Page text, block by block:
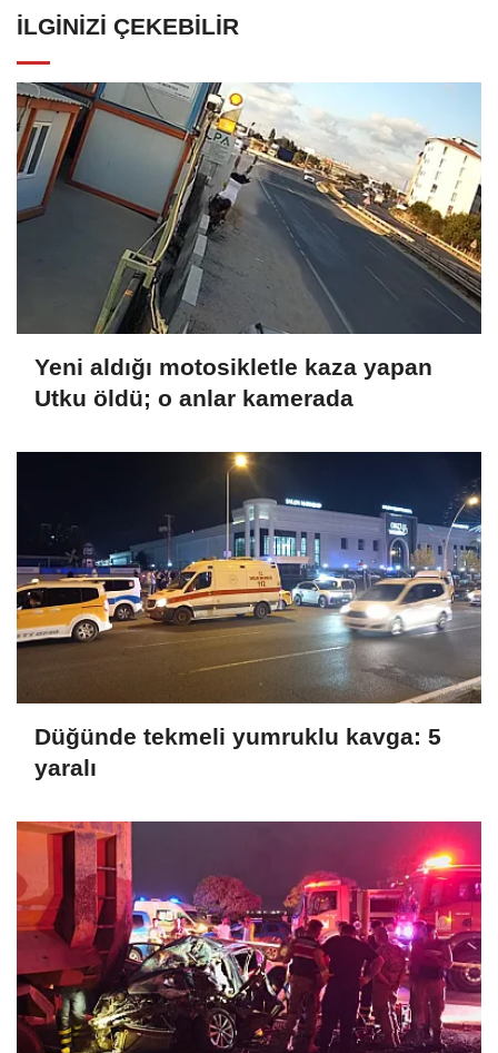
İLGINIZI ÇEKEBILIR
Yeni aldığı motosikletle kaza yapan
Utku öldü; o anlar kamerada
Düğünde tekmeli yumruklu kavga: 5
yaralı